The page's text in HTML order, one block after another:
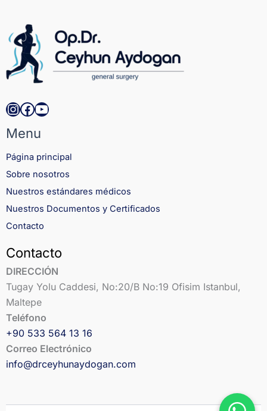
Instagram
Facebook
YouTube
Menu
Página principal
Sobre nosotros
Nuestros estándares médicos
Nuestros Documentos y Certificados
Contacto
Contacto
DIRECCIÓN
Tugay Yolu Caddesi, No:20/B No:19 Ofisim Istanbul,
Maltepe
Teléfono
+90 533 564 13 16
Correo Electrónico
info@drceyhunaydogan.com